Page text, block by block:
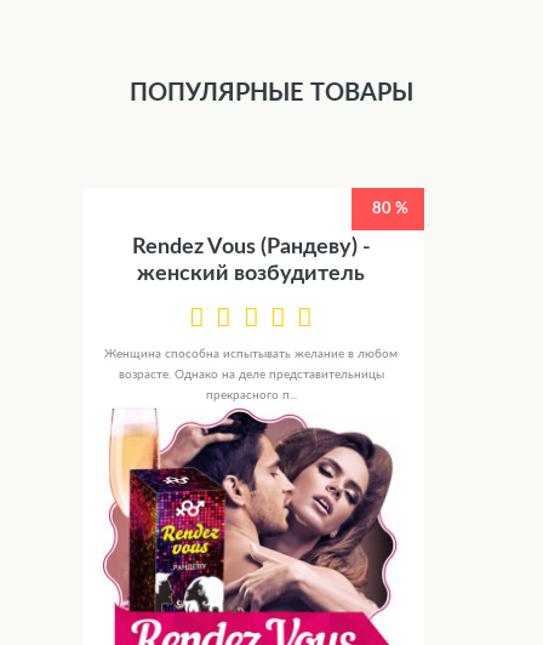
ПОПУЛЯРНЫЕ ТОВАРЫ
80 %
Rendez Vous (Рандеву) -
женский возбудитель
Женщина способна испытывать желание в любом
возрасте. Однако на деле представительницы
прекрасного п...